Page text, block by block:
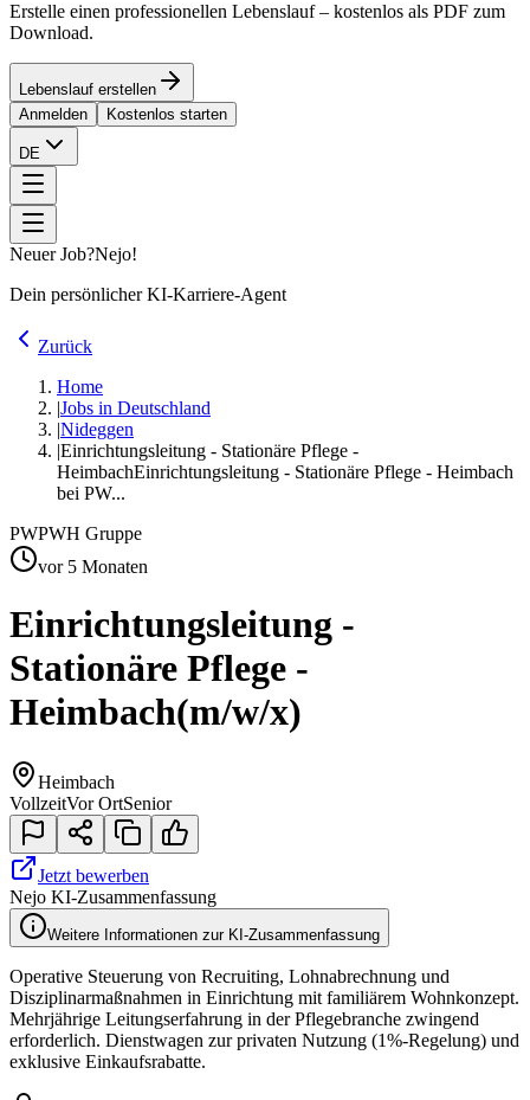
Erstelle einen professionellen Lebenslauf – kostenlos als PDF zum
Download.
Lebenslauf erstellen
Anmelden
Kostenlos starten
DE
Neuer Job?Nejo!
Dein persönlicher KI-Karriere-Agent
Zurück
Home
|Jobs in Deutschland
|Nideggen
|Einrichtungsleitung - Stationäre Pflege -
HeimbachEinrichtungsleitung - Stationäre Pflege - Heimbach
bei PW...
PWPWH Gruppe
vor 5 Monaten
Einrichtungsleitung -
Stationäre Pflege -
Heimbach(m/w/x)
Heimbach
VollzeitVor OrtSenior
Jetzt bewerben
Nejo KI-Zusammenfassung
Weitere Informationen zur KI-Zusammenfassung
Operative Steuerung von Recruiting, Lohnabrechnung und
Disziplinarmaßnahmen in Einrichtung mit familiärem Wohnkonzept.
Mehrjährige Leitungserfahrung in der Pflegebranche zwingend
erforderlich. Dienstwagen zur privaten Nutzung (1%-Regelung) und
exklusive Einkaufsrabatte.